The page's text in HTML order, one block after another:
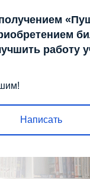
работу
Написать